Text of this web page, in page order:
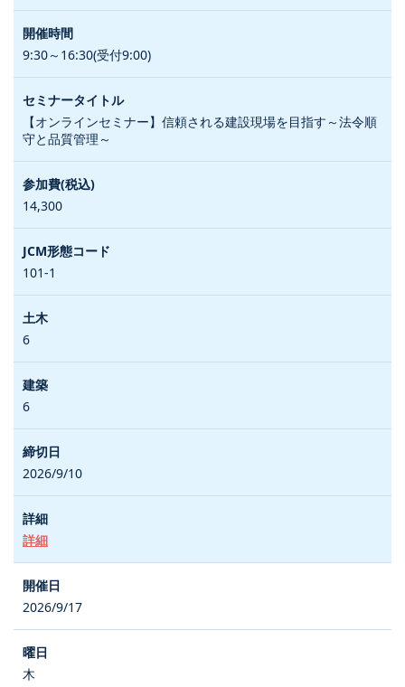
9:30～16:30(受付9:00)
【オンラインセミナー】信頼される建設現場を目指す～法令順
守と品質管理～
14,300
101-1
6
6
2026/9/10
詳細
2026/9/17
木